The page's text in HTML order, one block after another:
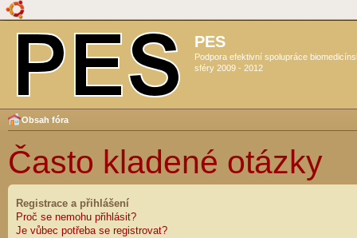
PES
Podpora efektivní spolupráce
sféry 2009 - 2012
Obsah fóra
Často kladené otázky
Registrace a přihlášení
Proč se nemohu přihlásit?
Je vůbec potřeba se registrovat?